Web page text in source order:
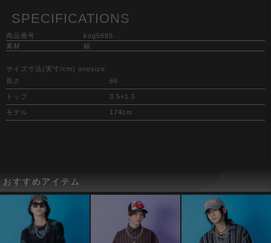
SPECIFICATIONS
商品番号
kog5685
素材
錫
サイズ寸法(実寸/cm) onesize
長さ
66
トップ 3.5×1.5
モデル 174cm
おすすめアイテム